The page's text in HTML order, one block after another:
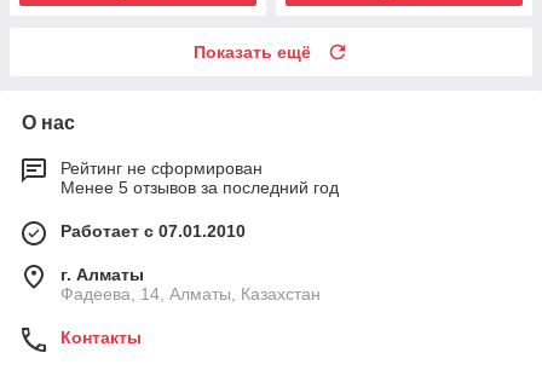
Показать ещё
О нас
Рейтинг не сформирован
Менее 5 отзывов за последний год
Работает с 07.01.2010
г. Алматы
Фадеева, 14, Алматы, Казахстан
Контакты